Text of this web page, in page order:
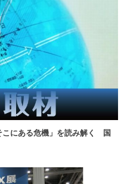
こにある危機」を読み解く 国